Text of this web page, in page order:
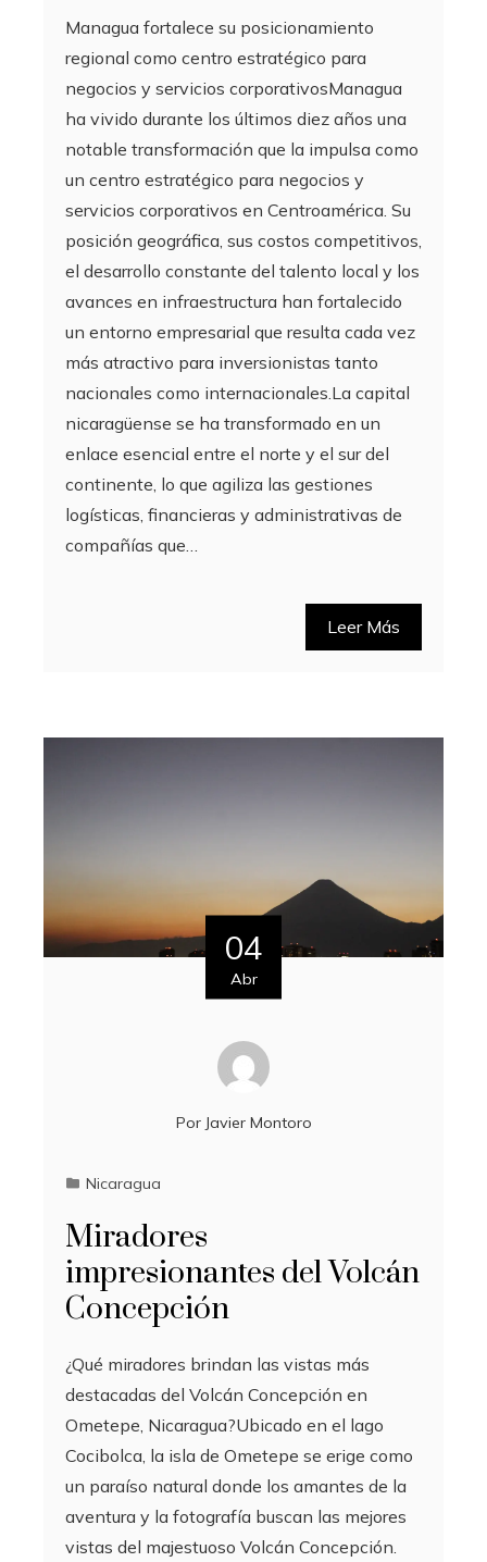
Managua fortalece su posicionamiento
regional como centro estratégico para
negocios y servicios corporativosManagua
ha vivido durante los últimos diez años una
notable transformación que la impulsa como
un centro estratégico para negocios y
servicios corporativos en Centroamérica. Su
posición geográfica, sus costos competitivos,
el desarrollo constante del talento local y los
avances en infraestructura han fortalecido
un entorno empresarial que resulta cada vez
más atractivo para inversionistas tanto
nacionales como internacionales.La capital
nicaragüense se ha transformado en un
enlace esencial entre el norte y el sur del
continente, lo que agiliza las gestiones
logísticas, financieras y administrativas de
compañías que…
Leer Más
04
Abr
Por Javier Montoro
Nicaragua
Miradores
impresionantes del Volcán
Concepción
¿Qué miradores brindan las vistas más
destacadas del Volcán Concepción en
Ometepe, Nicaragua?Ubicado en el lago
Cocibolca, la isla de Ometepe se erige como
un paraíso natural donde los amantes de la
aventura y la fotografía buscan las mejores
vistas del majestuoso Volcán Concepción.